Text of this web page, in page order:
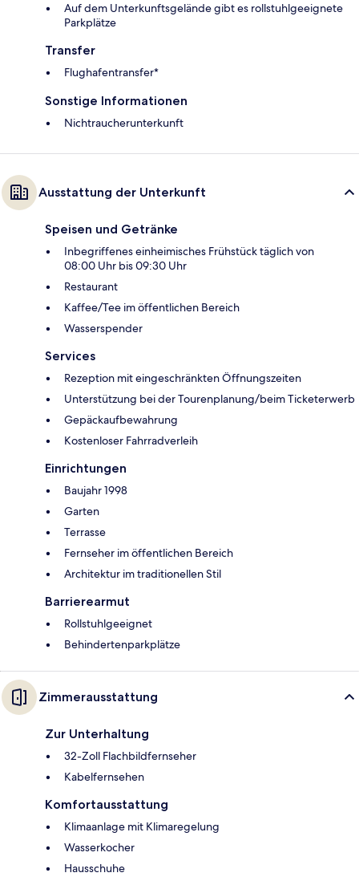
Auf dem Unterkunftsgelände gibt es rollstuhlgeeignete
Parkplätze
Transfer
Flughafentransfer*
Sonstige Informationen
Nichtraucherunterkunft
Ausstattung der Unterkunft
Speisen und Getränke
Inbegriffenes einheimisches Frühstück täglich von
08:00 Uhr bis 09:30 Uhr
Restaurant
Kaffee/Tee im öffentlichen Bereich
Wasserspender
Services
Rezeption mit eingeschränkten Öffnungszeiten
Unterstützung bei der Tourenplanung/beim Ticketerwerb
Gepäckaufbewahrung
Kostenloser Fahrradverleih
Einrichtungen
Baujahr 1998
Garten
Terrasse
Fernseher im öffentlichen Bereich
Architektur im traditionellen Stil
Barrierearmut
Rollstuhlgeeignet
Behindertenparkplätze
Zimmerausstattung
Zur Unterhaltung
32-Zoll Flachbildfernseher
Kabelfernsehen
Komfortausstattung
Klimaanlage mit Klimaregelung
Wasserkocher
Hausschuhe